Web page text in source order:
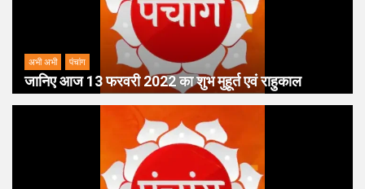
अभी अभी पंचांग
जानिए आज 13 फरवरी 2022 का शुभ मुहूर्त एवं राहुकाल